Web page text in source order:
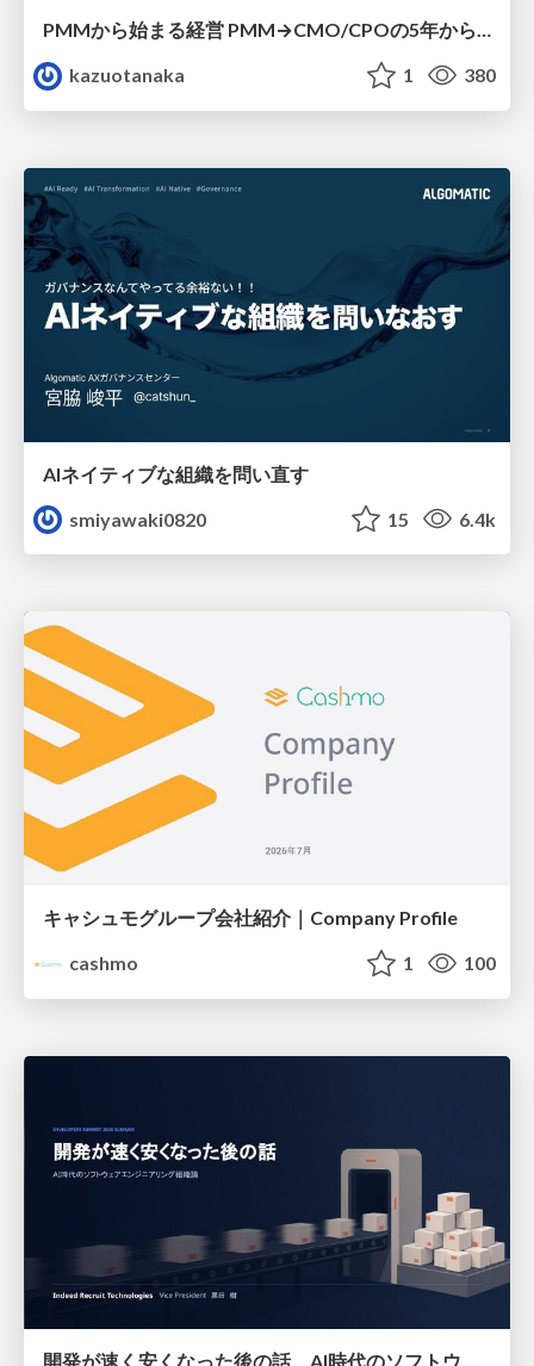
PMMから始まる経営 PMM→CMO/CPOの5年から導いた、 PMMの役割
kazuotanaka
1 380
AIネイティブな組織を問い直す
smiyawaki0820
15 6.4k
キャシュモグループ会社紹介｜Company Profile
cashmo
1 100